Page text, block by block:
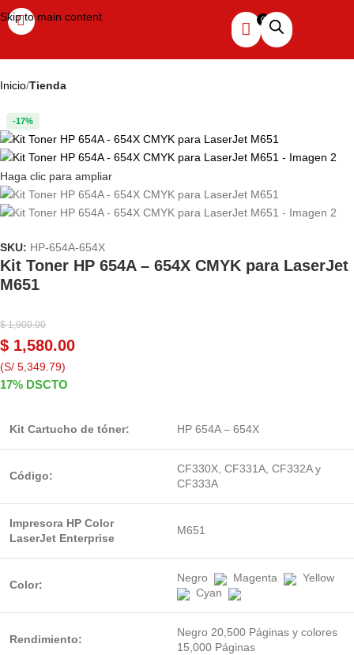
Skip to main content
Inicio Tienda
-17%
Haga clic para ampliar
SKU: HP-654A-654X
Kit Toner HP 654A – 654X CMYK para LaserJet
M651
$1,900.00
$ 1,580.00
(S/ 5,349.79)
17% DSCTO
Kit Cartucho de tóner: HP 654A – 654X
Código:
CF330X, CF331A, CF332A y
CF333A
Impresora HP Color
LaserJet Enterprise
M651
Color:
Negro Magenta
Yellow
Cyan
Rendimiento:
Negro 20,500 Páginas y colores
15,000 Páginas